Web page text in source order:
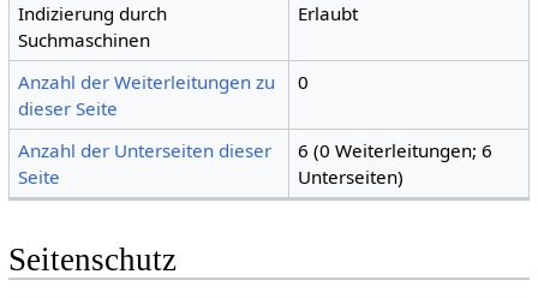
Indizierung durch
Suchmaschinen
Erlaubt
Anzahl der Weiterleitungen zu
dieser Seite
0
Anzahl der Unterseiten dieser
Seite
6 (0 Weiterleitungen; 6
Unterseiten)
Seitenschutz